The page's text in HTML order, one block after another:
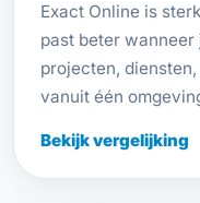
Exact Online is
past beter
projecten,
vanuit één
Bekijk vergelijking